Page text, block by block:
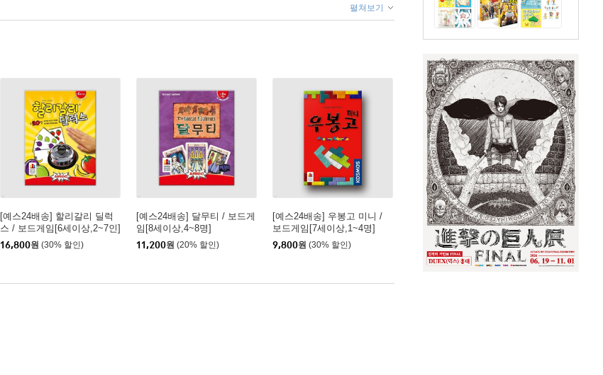
펼쳐보기
[예스24배송] 할리갈리 딜럭
스 / 보드게임[6세이상,2~7인]
16,800원 (30% 할인)
[예스24배송] 달무티 / 보드게
임[8세이상,4~8명]
11,200원 (20% 할인)
[예스24배송] 우봉고 미니 /
보드게임[7세이상,1~4명]
9,800원 (30% 할인)